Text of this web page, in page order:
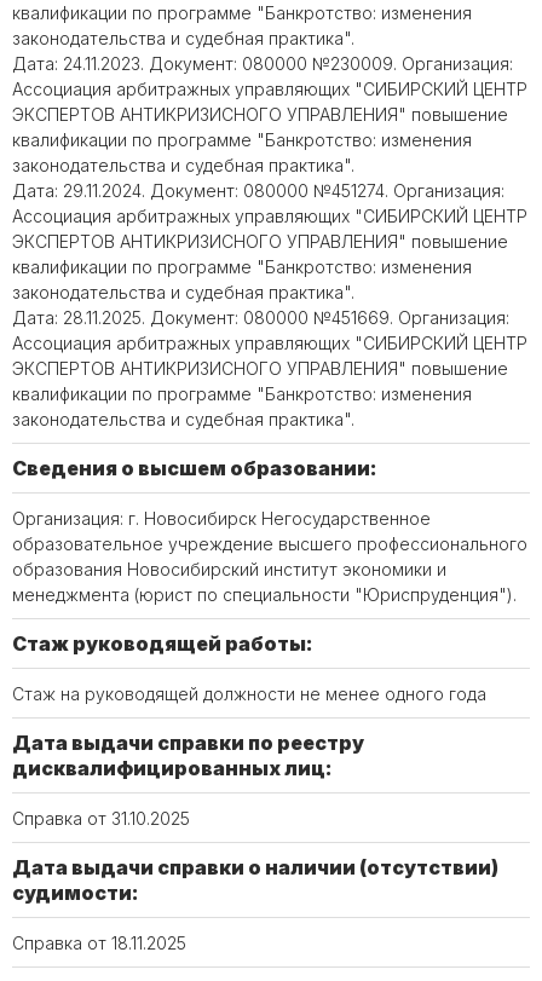
квалификации по программе "Банкротство: изменения
законодательства и судебная практика".
Дата: 24.11.2023. Документ: 080000 №230009. Организация:
Ассоциация арбитражных управляющих "СИБИРСКИЙ ЦЕНТР
ЭКСПЕРТОВ АНТИКРИЗИСНОГО УПРАВЛЕНИЯ" повышение
квалификации по программе "Банкротство: изменения
законодательства и судебная практика".
Дата: 29.11.2024. Документ: 080000 №451274. Организация:
Ассоциация арбитражных управляющих "СИБИРСКИЙ ЦЕНТР
ЭКСПЕРТОВ АНТИКРИЗИСНОГО УПРАВЛЕНИЯ" повышение
квалификации по программе "Банкротство: изменения
законодательства и судебная практика".
Дата: 28.11.2025. Документ: 080000 №451669. Организация:
Ассоциация арбитражных управляющих "СИБИРСКИЙ ЦЕНТР
ЭКСПЕРТОВ АНТИКРИЗИСНОГО УПРАВЛЕНИЯ" повышение
квалификации по программе "Банкротство: изменения
законодательства и судебная практика".
Сведения о высшем образовании:
Организация: г. Новосибирск Негосударственное
образовательное учреждение высшего профессионального
образования Новосибирский институт экономики и
менеджмента (юрист по специальности "Юриспруденция").
Стаж руководящей работы:
Стаж на руководящей должности не менее одного года
Дата выдачи справки по реестру
дисквалифицированных лиц:
Справка от 31.10.2025
Дата выдачи справки о наличии (отсутствии)
судимости:
Справка от 18.11.2025